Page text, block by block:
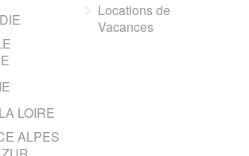
LOIRE
ALPES
Locations de
Vacances